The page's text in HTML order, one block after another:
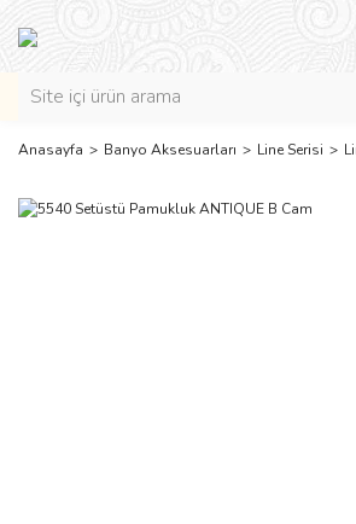
Anasayfa Banyo Aksesuarları Line Serisi